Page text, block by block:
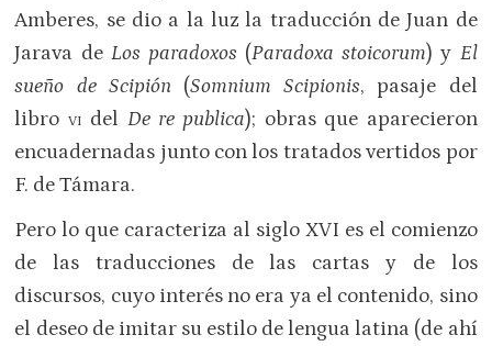
Amberes, se dio a la luz la traducción de Juan de
Jarava de Los paradoxos (Paradoxa stoicorum) y El
sueño de Scipión (Somnium Scipionis, pasaje del
libro vi del De re publica); obras que aparecieron
encuadernadas junto con los tratados vertidos por
F. de Támara.
Pero lo que caracteriza al siglo XVI es el comienzo
de las traducciones de las cartas y de los
discursos, cuyo interés no era ya el contenido, sino
el deseo de imitar su estilo de lengua latina (de ahí